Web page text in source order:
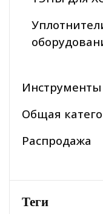
Общая
Распродажа
Теги